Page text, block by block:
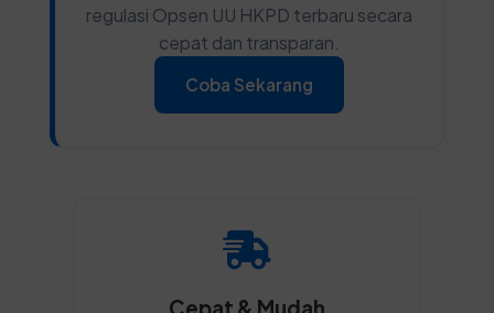
regulasi Opsen UU HKPD terbaru secara
cepat dan transparan.
Coba Sekarang